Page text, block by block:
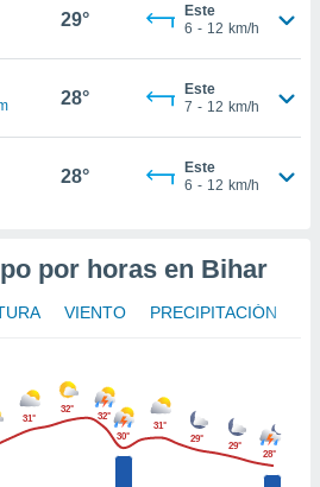
29°
Este
6 - 12 km/h
28°
Este
7 - 12 km/h
28°
Este
6 - 12 km/h
por horas en Bihar
VIENTO PRECIPITACIÓN
31°
32°
32°
30°
31°
29°
29°
28°